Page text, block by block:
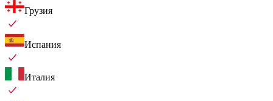
Грузия
Испания
Италия